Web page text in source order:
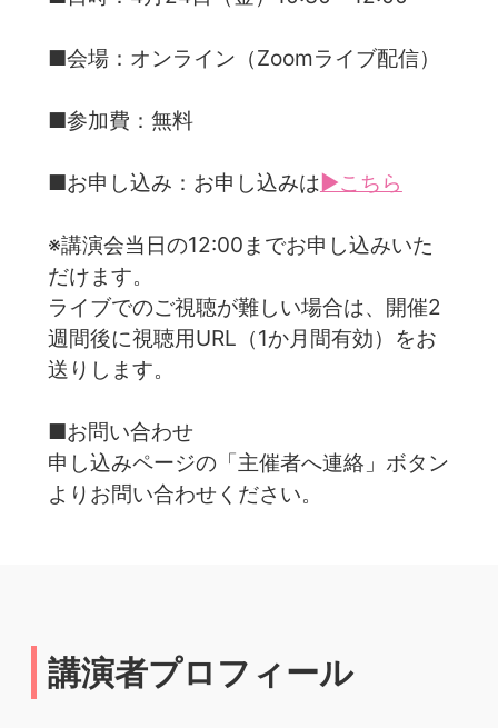
■会場：オンライン（Zoomライブ配信）
■参加費：無料
■お申し込み：お申し込みは▶こちら
※講演会当日の12:00までお申し込みいた
だけます。
ライブでのご視聴が難しい場合は、開催2
週間後に視聴用URL（1か月間有効）をお
送りします。
■お問い合わせ
申し込みページの「主催者へ連絡」ボタン
よりお問い合わせください。
講演者プロフィール